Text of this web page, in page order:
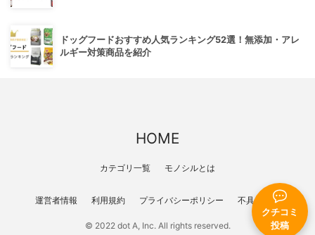
クチコミ
投稿
ドッグフードおすすめ人気ランキング52選！無添加・アレ
ルギー対策商品を紹介
HOME
カテゴリ一覧 モノシルとは
運営者情報 利用規約 プライバシーポリシー 不具合報告
© 2022 dot A, Inc. All rights reserved.